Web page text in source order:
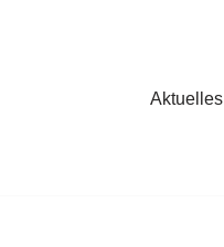
Aktuelles